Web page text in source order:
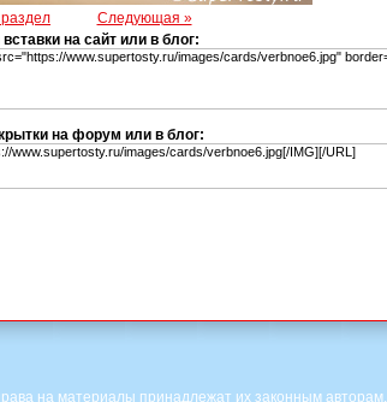
Следующая »
на сайт или в блог:
на форум или в блог:
на материалы принадлежат их законным авторам.